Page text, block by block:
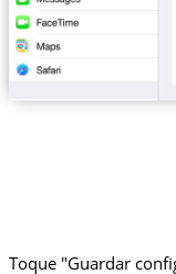
Toque "Guardar